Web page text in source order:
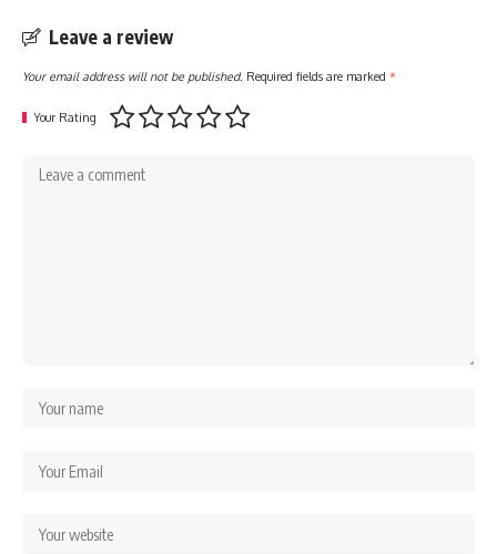
Leave a review
Your email address will not be published. Required fields are marked *
Your Rating